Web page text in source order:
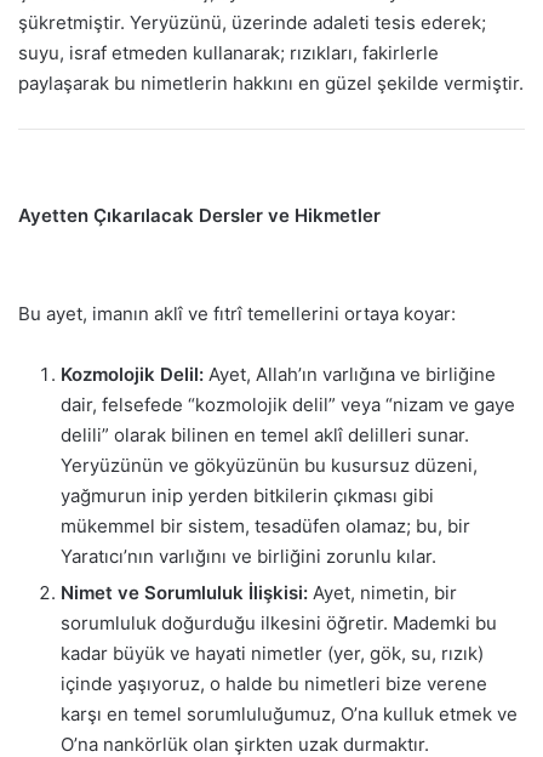
şükretmiştir. Yeryüzünü, üzerinde adaleti tesis ederek;
suyu, israf etmeden kullanarak; rızıkları, fakirlerle
paylaşarak bu nimetlerin hakkını en güzel şekilde vermiştir.
Ayetten Çıkarılacak Dersler ve Hikmetler
Bu ayet, imanın aklî ve fıtrî temellerini ortaya koyar:
Kozmolojik Delil: Ayet, Allah’ın varlığına ve birliğine
dair, felsefede “kozmolojik delil” veya “nizam ve gaye
delili” olarak bilinen en temel aklî delilleri sunar.
Yeryüzünün ve gökyüzünün bu kusursuz düzeni,
yağmurun inip yerden bitkilerin çıkması gibi
mükemmel bir sistem, tesadüfen olamaz; bu, bir
Yaratıcı’nın varlığını ve birliğini zorunlu kılar.
Nimet ve Sorumluluk İlişkisi: Ayet, nimetin, bir
sorumluluk doğurduğu ilkesini öğretir. Mademki bu
kadar büyük ve hayati nimetler (yer, gök, su, rızık)
içinde yaşıyoruz, o halde bu nimetleri bize verene
karşı en temel sorumluluğumuz, O’na kulluk etmek ve
O’na nankörlük olan şirkten uzak durmaktır.